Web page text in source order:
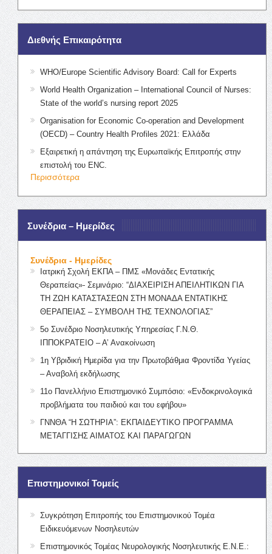
Διεθνής Επικαιρότητα
WHO/Europe Scientific Advisory Board: Call for Experts
World Health Organization – International Council of Nurses:
State of the world’s nursing report 2025
Organisation for Economic Co-operation and Development
(OECD) – Country Health Profiles 2021: Ελλάδα
Εξαιρετική η απάντηση της Ευρωπαϊκής Επιτροπής στην
επιστολή του ENC.
Περισσότερα
Συνέδρια – Ημερίδες
Συνέδρια - Ημερίδες
Ιατρική Σχολή ΕΚΠΑ – ΠΜΣ «Μονάδες Εντατικής
Θεραπείας»- Σεμινάριο: “ΔΙΑΧΕΙΡΙΣΗ ΑΠΕΙΛΗΤΙΚΩΝ ΓΙΑ
ΤΗ ΖΩΗ ΚΑΤΑΣΤΑΣΕΩΝ ΣΤΗ ΜΟΝΑΔΑ ΕΝΤΑΤΙΚΗΣ
ΘΕΡΑΠΕΙΑΣ – ΣΥΜΒΟΛΗ ΤΗΣ ΤΕΧΝΟΛΟΓΙΑΣ”
5ο Συνέδριο Νοσηλευτικής Υπηρεσίας Γ.Ν.Θ.
ΙΠΠΟΚΡΑΤΕΙΟ – Α’ Ανακοίνωση
1η Υβριδική Ημερίδα για την Πρωτοβάθμια Φροντίδα Υγείας
– Αναβολή εκδήλωσης
11ο Πανελλήνιο Επιστημονικό Συμπόσιο: «Ενδοκρινολογικά
προβλήματα του παιδιού και του εφήβου»
ΓΝΝΘΑ “Η ΣΩΤΗΡΙΑ”: ΕΚΠΑΙΔΕΥΤΙΚΟ ΠΡΟΓΡΑΜΜΑ
ΜΕΤΑΓΓΙΣΗΣ ΑΙΜΑΤΟΣ ΚΑΙ ΠΑΡΑΓΩΓΩΝ
Επιστημονικοί Τομείς
Συγκρότηση Επιτροπής του Επιστημονικού Τομέα
Ειδικευόμενων Νοσηλευτών
Επιστημονικός Τομέας Νευρολογικής Νοσηλευτικής Ε.Ν.Ε.: